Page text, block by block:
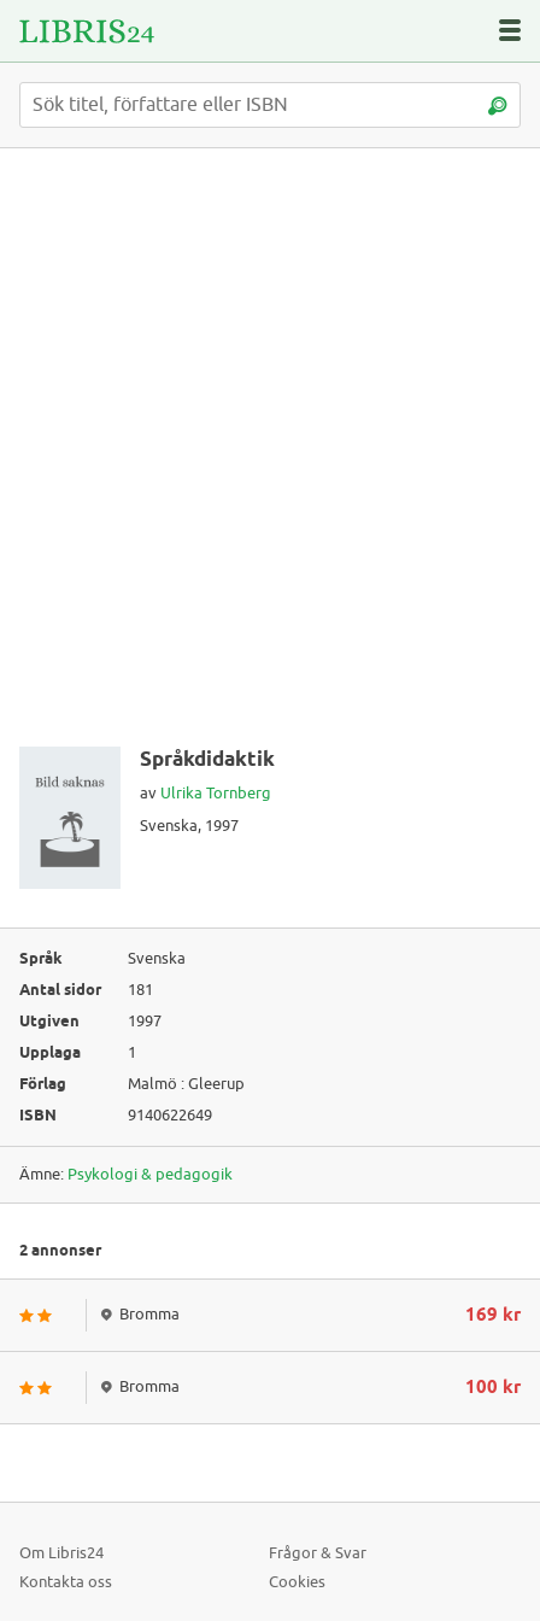
Språkdidaktik
av Ulrika Tornberg
Svenska, 1997
Språk Svenska
Antal sidor 181
Utgiven 1997
Upplaga 1
Förlag Malmö : Gleerup
ISBN 9140622649
Ämne: Psykologi & pedagogik
2 annonser
Bromma 169 kr
Bromma 100 kr
Om Libris24
Frågor & Svar
Kontakta oss
Cookies